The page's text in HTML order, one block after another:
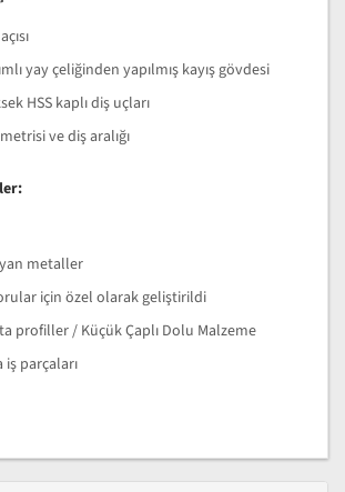
yay çeliğinden yapılmış kayış gövdesi
HSS kaplı diş uçları
ve diş aralığı
metaller
için özel olarak geliştirildi
profiller / Küçük Çaplı Dolu Malzeme
parçaları